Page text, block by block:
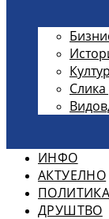
ИНФО
АКТУЕЛНО
ПОЛИТИКА
ДРУШТВО